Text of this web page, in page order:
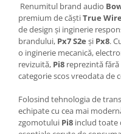
Renumitul brand audio
premium de căștiTrue
de design și inginerie
brandului, Px7 S2e și Px8.
o inginerie mecanică,
revizuită, Pi8 reprezintă
categorie scos vreodata de
Folosind tehnologia de
echipate cu cea mai
zgomotului Pi8 includ toate